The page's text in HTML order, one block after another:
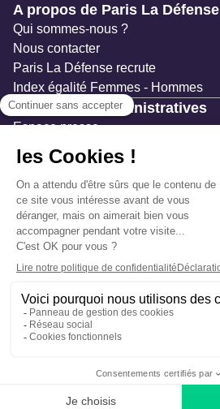
Navigation secondaire
A propos de Paris La Défense
Qui sommes-nous ?
Nous contacter
Paris La Défense recrute
Index égalité Femmes - Hommes
Ressources administratives
Espace presse
Documentation
Marchés publics
Appels à projets & avis d'attribution
Mesures de publicité
Concertations et enquêtes publiques
Précautions et sécurité
Plan de gestion des risques
Mentions légales
Données personnelles
Gestion des cookies